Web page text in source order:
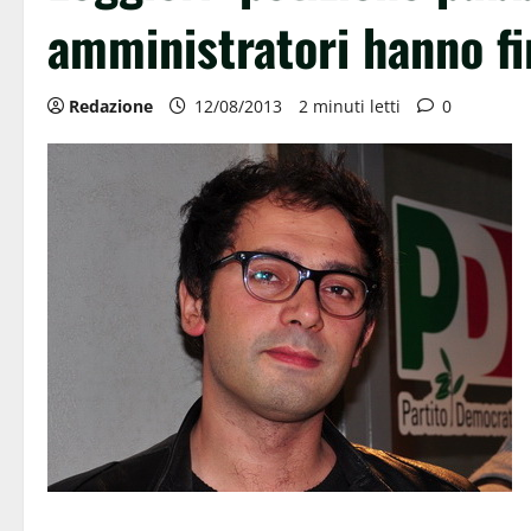
amministratori hanno
Redazione 12/08/2013 2 minuti letti 0